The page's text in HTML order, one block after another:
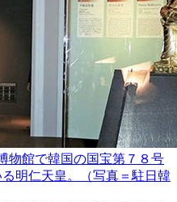
物館で韓国の国宝第７８号
明仁天皇。（写真＝駐日韓